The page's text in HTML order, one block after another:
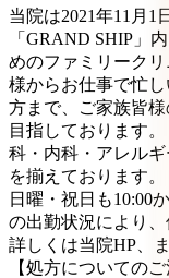
当院は2021年11月1
「GRAND SHIP」
めのファミリーク
様からお仕事で忙
方まで、ご家族皆
目指しております
科・内科・アレル
を揃えております。
日曜・祝日も10:00
の出勤状況により
詳しくは当院HP、
【処方についての